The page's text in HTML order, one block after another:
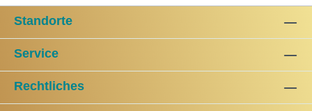
Standorte
Service
Rechtliches